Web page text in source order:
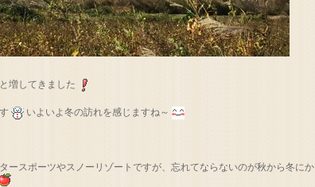
増してきました
いよいよ冬の訪れを感じますね～
ースポーツやスノーリゾートですが、忘れてならないのが秋から冬にか